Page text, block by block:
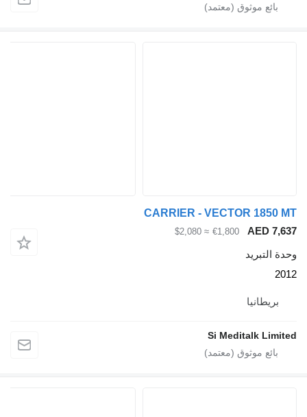
CARRIER - VECTOR
AED
€1,800
≈ $2,080
Si Meditalk